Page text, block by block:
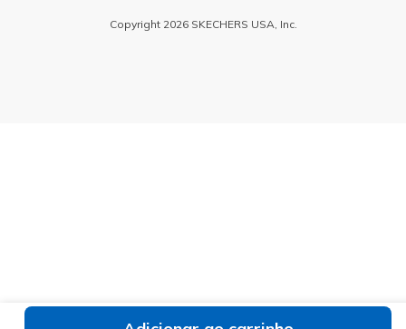
Copyright 2026 SKECHERS USA, Inc.